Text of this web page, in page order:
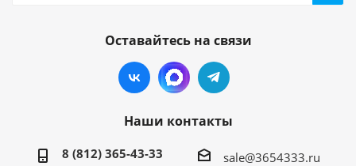
Оставайтесь на связи
Наши контакты
8 (812) 365-43-33 sale@3654333.ru